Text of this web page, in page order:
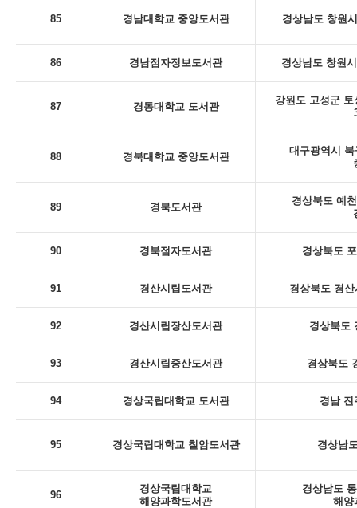
85 경남대학교 중앙도서관 경상남도 창원
86 경남점자정보도서관 경상남도 창원
87 경동대학교 도서관
강원도 고성군
88 경북대학교 중앙도서관
대구광역시
89 경북도서관
경상북도 예
90 경북점자도서관 경상북도
91 경산시립도서관 경상북도 경
92 경산시립장산도서관 경상북도
93 경산시립중산도서관 경상북도
94 경상국립대학교 도서관 경남 진
95 경상국립대학교 칠암도서관 경상남
96
경상국립대학교
해양과학도서관
경상남도
해양